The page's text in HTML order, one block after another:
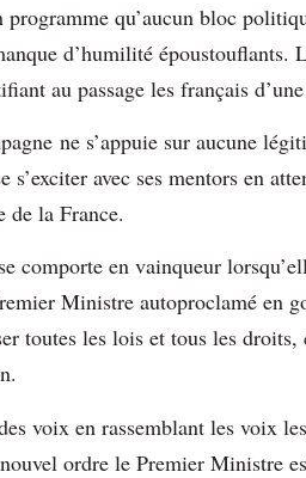
programme qu’aucun bloc
d’humilité époustouflants.
au passage les français
ne s’appuie sur aucune
avec ses mentors en
la France.
comporte en vainqueur
Ministre autoproclamé en
toutes les lois et tous les
voix en rassemblant les voix
ordre le Premier Ministre